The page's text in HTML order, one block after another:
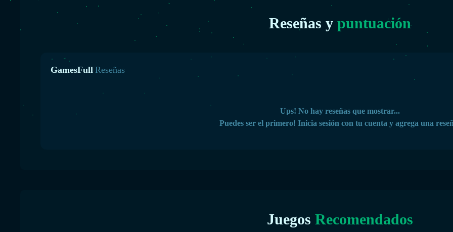
Reseñas y puntuación
GamesFull Reseñas
Ups! No hay reseñas que mostrar...
Puedes ser el primero! Inicia sesión con tu cuenta y agrega una
Juegos Recomendados